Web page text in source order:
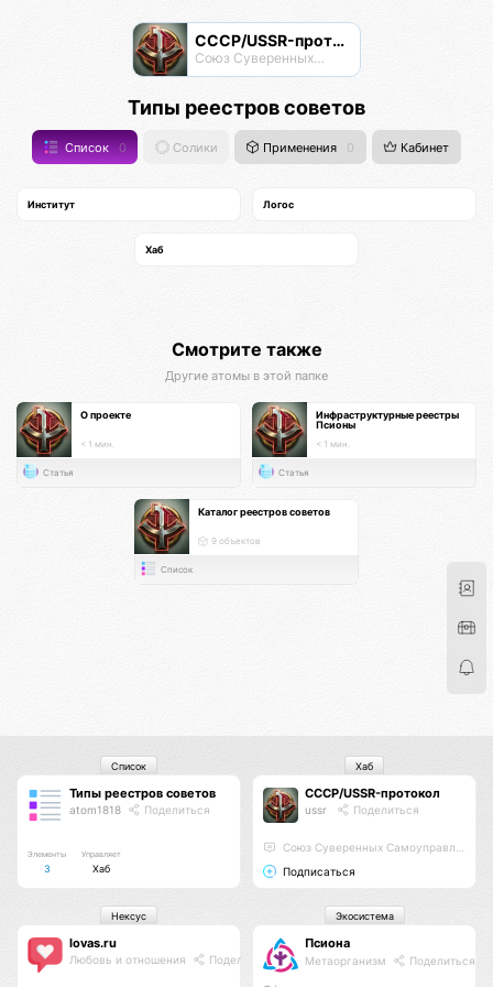
СССР/USSR-протокол
Союз Суверенных Самоуправляемых Реестров
Типы реестров советов
Список 0 Солики Применения 0 Кабинет
Институт Логос
Хаб
Смотрите также
Другие атомы в этой папке
О проекте
< 1 мин.
Статья
Инфраструктурные реестры
Псионы
< 1 мин.
Статья
Каталог реестров советов
9 объектов
Список
Типы реестров советов
atom1818 Поделиться
Элементы
3
Управляет
Хаб
Список
СССР/USSR-протокол
ussr Поделиться
Союз Суверенных Самоуправляемых Реестров
Подписаться
Хаб
lovas.ru
Любовь и отношения Поделиться
Нексус
Псиона
Метаорганизм Поделиться
Экосистема